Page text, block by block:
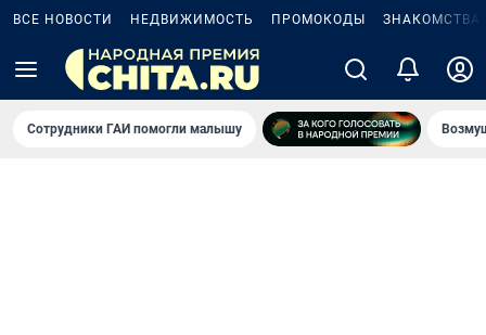
ВСЕ НОВОСТИ НЕДВИЖИМОСТЬ ПРОМОКОДЫ ЗНАКОМСТВА
Сотрудники ГАИ помогли малышу